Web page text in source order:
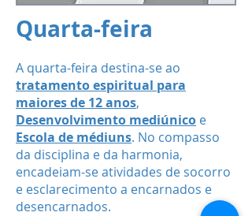
Quarta-feira
A quarta-feira destina-se ao
tratamento espiritual para
maiores de 12 anos,
Desenvolvimento mediúnico e
Escola de médiuns. No compasso
da disciplina e da harmonia,
encadeiam-se atividades de socorro
e esclarecimento a encarnados e
desencarnados.